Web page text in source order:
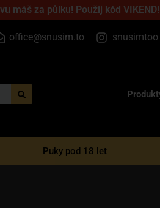
máš za půlku! Použij kód
office@snusim.to snusimtoo
Puky pod 18 let